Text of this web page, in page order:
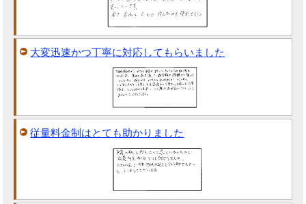
大変迅速かつ丁寧に対応してもらいました
従量料金制はとても助かりました